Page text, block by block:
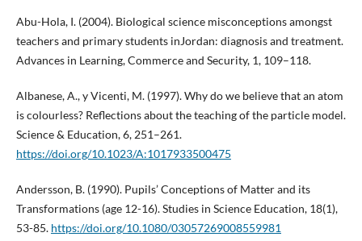
Abu-Hola, I. (2004). Biological science misconceptions amongst
teachers and primary students inJordan: diagnosis and treatment.
Advances in Learning, Commerce and Security, 1, 109–118.
Albanese, A., y Vicenti, M. (1997). Why do we believe that an atom
is colourless? Reflections about the teaching of the particle model.
Science & Education, 6, 251–261.
https://doi.org/10.1023/A:1017933500475
Andersson, B. (1990). Pupils’ Conceptions of Matter and its
Transformations (age 12-16). Studies in Science Education, 18(1),
53-85. https://doi.org/10.1080/03057269008559981